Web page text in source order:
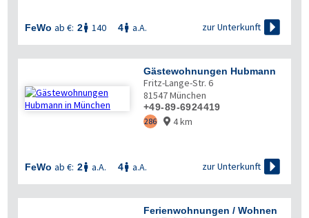
FeWo ab €: 2 140 4 a.A. zur Unterkunft 
Gästewohnungen Hubmann
Fritz-Lange-Str. 6
81547München
+49-89-6924419
286  4 km
FeWo ab €: 2 a.A. 4 a.A. zur Unterkunft 
Ferienwohnungen / Wohnen